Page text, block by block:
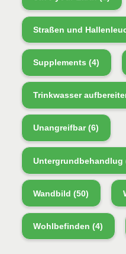
Straßen und
Supplements (4)
Trinkwasser
Unangreifbar(6)
Untergrundbehandlug
Wandbild (50)
Wohlbefinden (4)